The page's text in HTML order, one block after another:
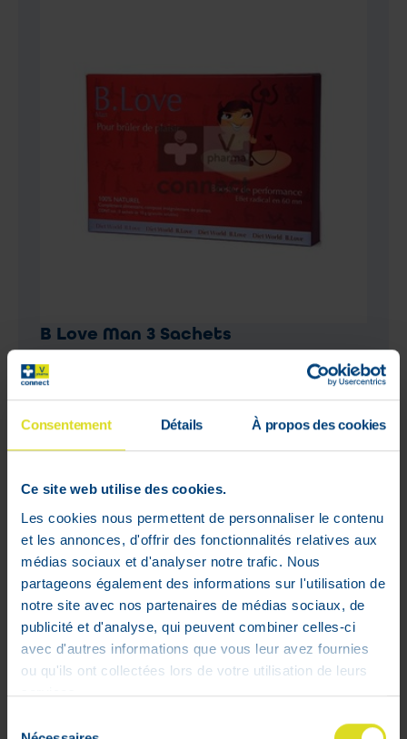
Consentement Détails À propos des cookies
Ce site web utilise des cookies.
Les cookies nous permettent de personnaliser le contenu
et les annonces, d'offrir des fonctionnalités relatives aux
médias sociaux et d'analyser notre trafic. Nous
partageons également des informations sur l'utilisation de
notre site avec nos partenaires de médias sociaux, de
publicité et d'analyse, qui peuvent combiner celles-ci
avec d'autres informations que vous leur avez fournies
ou qu'ils ont collectées lors de votre utilisation de leurs
services.
B Love Man 3 Sachets
29,49€
M'avertir du retour en stock